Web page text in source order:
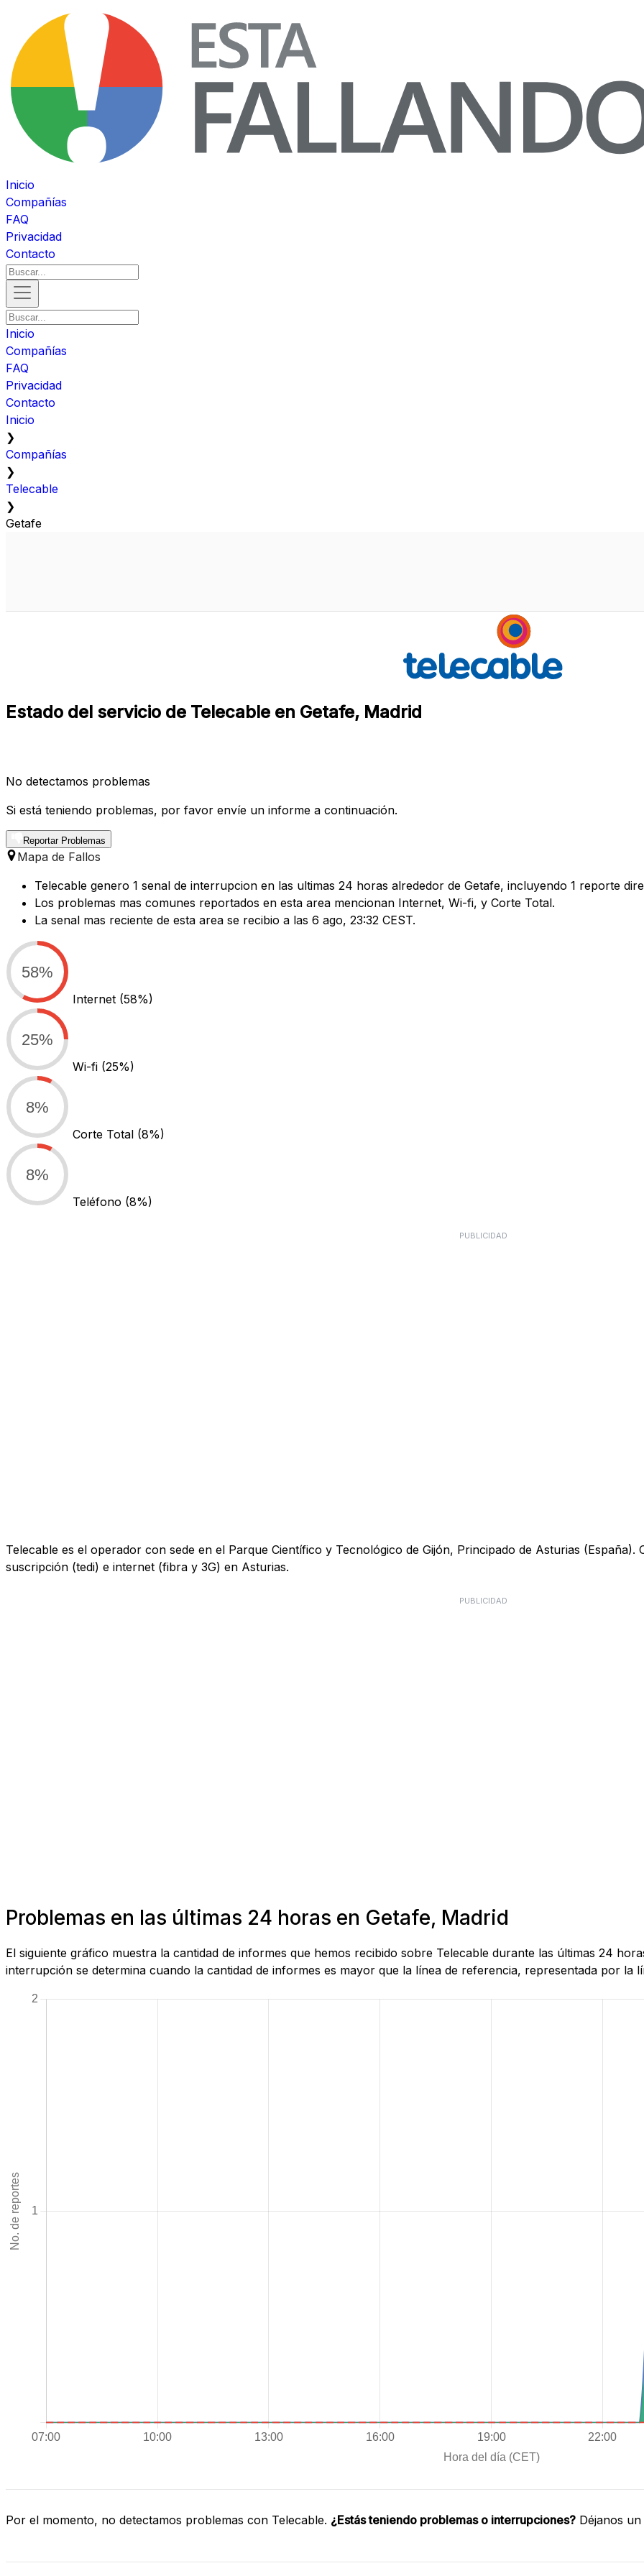
Inicio
Compañías
FAQ
Privacidad
Contacto
Inicio
Compañías
FAQ
Privacidad
Contacto
Inicio
❯
Compañías
❯
Telecable
❯
Getafe
Estado del servicio de Telecable en Getafe, Madrid
No detectamos problemas
Si está teniendo problemas, por favor envíe un informe a continuación.
Reportar Problemas
Mapa de Fallos
Telecable genero 1 senal de interrupcion en las ultimas 24 horas alrededor de Getafe, incluyendo 1 reporte
Los problemas mas comunes reportados en esta area mencionan Internet, Wi-fi, y Corte Total.
La senal mas reciente de esta area se recibio a las 6 ago, 23:32 CEST.
58%
Internet (58%)
25%
Wi-fi (25%)
8%
Corte Total (8%)
8%
Teléfono (8%)
PUBLICIDAD
Telecable es el operador con sede en el Parque Científico y Tecnológico de Gijón, Principado de Asturias
suscripción (tedi) e internet (fibra y 3G) en Asturias.
PUBLICIDAD
Problemas en las últimas 24 horas en Getafe, Madrid
El siguiente gráfico muestra la cantidad de informes que hemos recibido sobre Telecable durante las últimas 24
interrupción se determina cuando la cantidad de informes es mayor que la línea de referencia, representada por la
Por el momento, no detectamos problemas con Telecable. ¿Estás teniendo problemas o interrupciones? Déjanos